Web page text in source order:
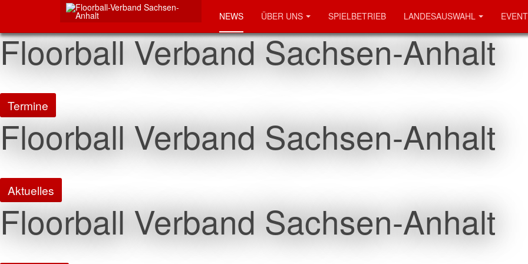
NEWS ÜBER UNS SPIELBETRIEB LANDESAUSWAHL
Floorball Verband Sachsen-Anhalt
Termine
Floorball Verband Sachsen-Anhalt
Aktuelles
Floorball Verband Sachsen-Anhalt